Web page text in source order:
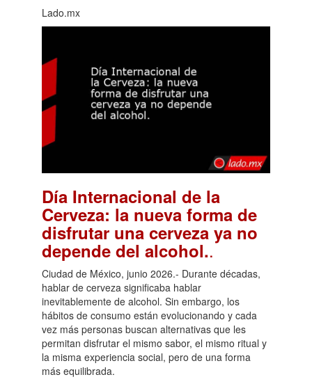
Lado.mx
Día Internacional de la
Cerveza: la nueva forma de
disfrutar una cerveza ya no
depende del alcohol..
Ciudad de México, junio 2026.- Durante décadas,
hablar de cerveza significaba hablar
inevitablemente de alcohol. Sin embargo, los
hábitos de consumo están evolucionando y cada
vez más personas buscan alternativas que les
permitan disfrutar el mismo sabor, el mismo ritual y
la misma experiencia social, pero de una forma
más equilibrada.